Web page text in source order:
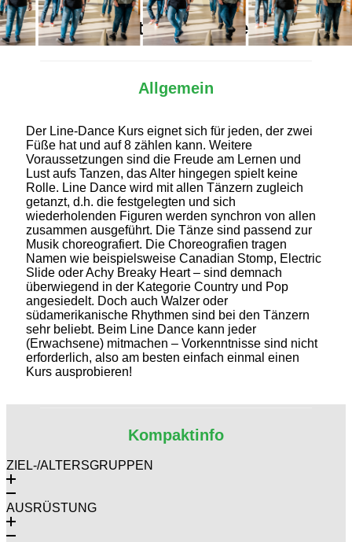
Alles Wichtige auf einen Blick
Allgemein
Der Line-Dance Kurs eignet sich für jeden, der zwei
Füße hat und auf 8 zählen kann. Weitere
Voraussetzungen sind die Freude am Lernen und
Lust aufs Tanzen, das Alter hingegen spielt keine
Rolle. Line Dance wird mit allen Tänzern zugleich
getanzt, d.h. die festgelegten und sich
wiederholenden Figuren werden synchron von allen
zusammen ausgeführt. Die Tänze sind passend zur
Musik choreografiert. Die Choreografien tragen
Namen wie beispielsweise Canadian Stomp, Electric
Slide oder Achy Breaky Heart – sind demnach
überwiegend in der Kategorie Country und Pop
angesiedelt. Doch auch Walzer oder
südamerikanische Rhythmen sind bei den Tänzern
sehr beliebt. Beim Line Dance kann jeder
(Erwachsene) mitmachen – Vorkenntnisse sind nicht
erforderlich, also am besten einfach einmal einen
Kurs ausprobieren!
Kompaktinfo
ZIEL-/ALTERSGRUPPEN
AUSRÜSTUNG